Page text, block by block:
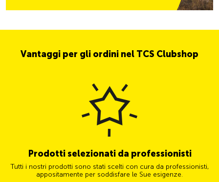
Vantaggi per gli ordini nel TCS Clubshop
Prodotti selezionati da professionisti
Tutti i nostri prodotti sono stati scelti con cura da professionisti,
appositamente per soddisfare le Sue esigenze.